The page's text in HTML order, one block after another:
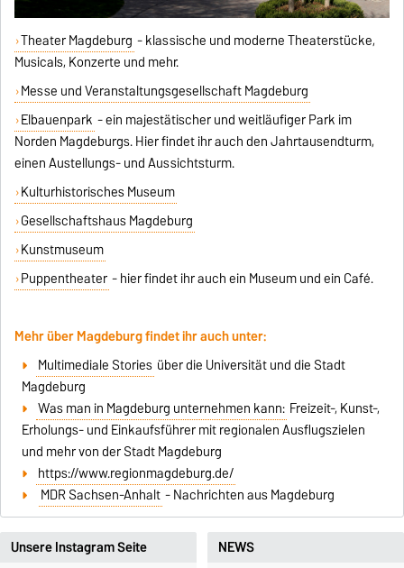
Theater Magdeburg - klassische und moderne Theaterstücke,
Musicals, Konzerte und mehr.
Messe und Veranstaltungsgesellschaft Magdeburg
Elbauenpark - ein majestätischer und weitläufiger Park im
Norden Magdeburgs. Hier findet ihr auch den Jahrtausendturm,
einen Austellungs- und Aussichtsturm.
Kulturhistorisches Museum
Gesellschaftshaus Magdeburg
Kunstmuseum
Puppentheater - hier findet ihr auch ein Museum und ein Café.
Mehr über Magdeburg findet ihr auch unter:
Multimediale Stories über die Universität und die Stadt
Magdeburg
Was man in Magdeburg unternehmen kann: Freizeit-, Kunst-,
Erholungs- und Einkaufsführer mit regionalen Ausflugszielen
und mehr von der Stadt Magdeburg
https://www.regionmagdeburg.de/
MDR Sachsen-Anhalt - Nachrichten aus Magdeburg
NEWS
Unsere Instagram Seite